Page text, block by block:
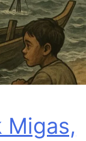
Migas,